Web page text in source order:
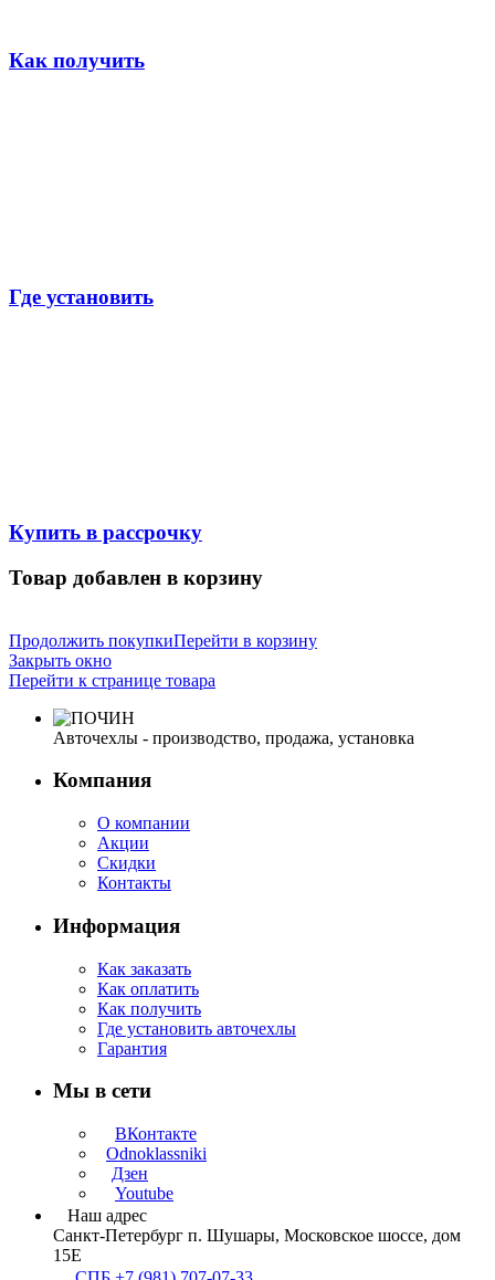
Как получить
Где установить
Купить в рассрочку
Товар добавлен в корзину
Продолжить покупкиПерейти в корзину
Закрыть окно
Перейти к странице товара
Авточехлы - производство, продажа, установка
Компания
О компании
Акции
Скидки
Контакты
Информация
Как заказать
Как оплатить
Как получить
Где установить авточехлы
Гарантия
Мы в сети
ВКонтакте
Odnoklassniki
Дзен
Youtube
Наш адрес
Санкт-Петербург п. Шушары, Московское шоссе, дом
15Е